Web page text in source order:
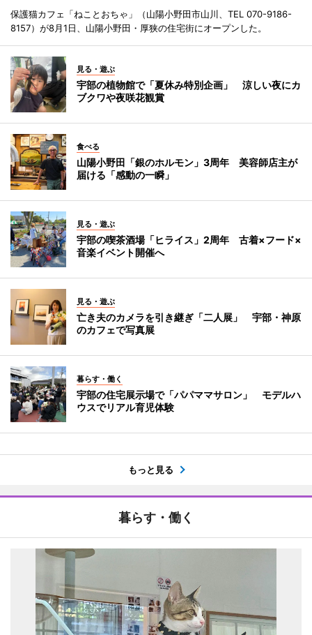
保護猫カフェ「ねことおちゃ」（山陽小野田市山川、TEL 070-9186-
8157）が8月1日、山陽小野田・厚狭の住宅街にオープンした。
見る・遊ぶ
宇部の植物館で「夏休み特別企画」 涼しい夜にカ
ブクワや夜咲花観賞
食べる
山陽小野田「銀のホルモン」3周年 美容師店主が
届ける「感動の一瞬」
見る・遊ぶ
宇部の喫茶酒場「ヒライス」2周年 古着×フード×
音楽イベント開催へ
見る・遊ぶ
亡き夫のカメラを引き継ぎ「二人展」 宇部・神原
のカフェで写真展
暮らす・働く
宇部の住宅展示場で「パパママサロン」 モデルハ
ウスでリアル育児体験
もっと見る
暮らす・働く